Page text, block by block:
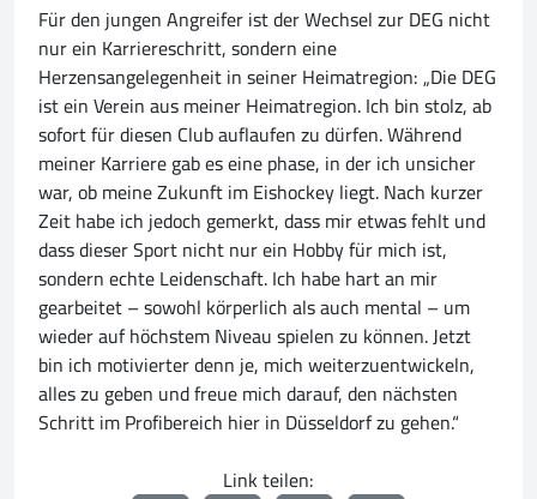
Für den jungen Angreifer ist der Wechsel zur DEG nicht
nur ein Karriereschritt, sondern eine
Herzensangelegenheit in seiner Heimatregion: „Die DEG
ist ein Verein aus meiner Heimatregion. Ich bin stolz, ab
sofort für diesen Club auflaufen zu dürfen. Während
meiner Karriere gab es eine phase, in der ich unsicher
war, ob meine Zukunft im Eishockey liegt. Nach kurzer
Zeit habe ich jedoch gemerkt, dass mir etwas fehlt und
dass dieser Sport nicht nur ein Hobby für mich ist,
sondern echte Leidenschaft. Ich habe hart an mir
gearbeitet – sowohl körperlich als auch mental – um
wieder auf höchstem Niveau spielen zu können. Jetzt
bin ich motivierter denn je, mich weiterzuentwickeln,
alles zu geben und freue mich darauf, den nächsten
Schritt im Profibereich hier in Düsseldorf zu gehen.“
Link teilen: